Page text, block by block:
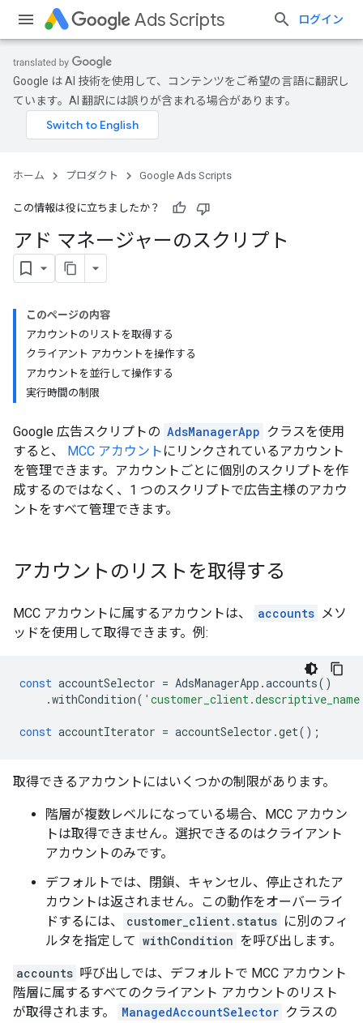
Ads Scripts ログイン
Google は AI 技術を使用して、コンテンツをご希望の言語に翻訳し
ています。AI 翻訳には誤りが含まれる場合があります。
ホーム プロダクト Google Ads Scripts
この情報は役に立ちましたか？
アド マネージャーのスクリプト
このページの内容
アカウントのリストを取得する
クライアント アカウントを操作する
アカウントを並行して操作する
実行時間の制限
Google 広告スクリプトの AdsManagerApp クラスを使用
すると、 MCC アカウント にリンクされているアカウント
を管理できます。アカウントごとに個別のスクリプトを作
成するのではなく、1 つのスクリプトで広告主様のアカウ
ントをすべて管理できます。
アカウントのリストを取得する
MCC アカウントに属するアカウントは、 accounts メソ
ッドを使用して取得できます。例:
const accountSelector = AdsManagerApp .accounts()
.withCondition(
const accountIterator = accountSelector .get();
取得できるアカウントにはいくつかの制限があります。
階層が複数レベルになっている場合、MCC アカウン
トは取得できません。選択できるのはクライアント
アカウントのみです。
デフォルトでは、閉鎖、キャンセル、停止されたア
カウントは返されません。この動作をオーバーライ
ドするには、
customer_client.status に別のフィ
ルタを指定して withCondition を呼び出します。
accounts 呼び出しでは、デフォルトで MCC アカウント
階層に属するすべてのクライアント アカウントのリスト
が取得されます。
ManagedAccountSelector クラスの